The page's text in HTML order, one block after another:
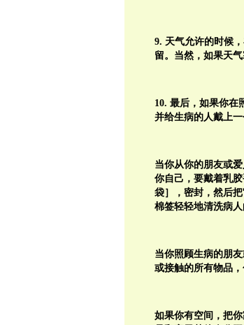
9. 天气允许的时候
留。当然，如果天
10. 最后，如果你在
并给生病的人戴上一
当你从你的朋友或
你自己，要戴着乳
袋］，密封，然后
棉签轻轻地清洗病
当你照顾生病的朋
或接触的所有物品，
如果你有空间，把